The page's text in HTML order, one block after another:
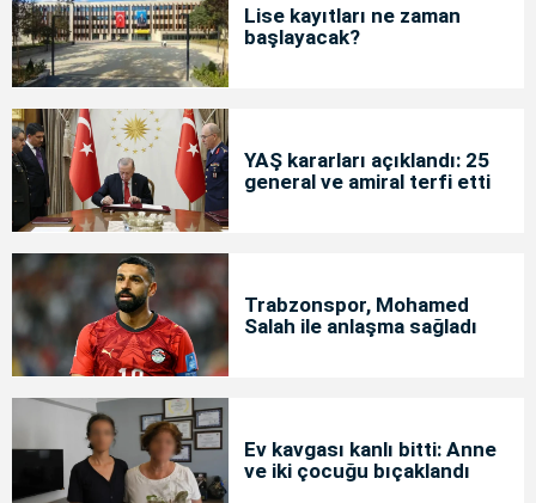
Lise kayıtları ne zaman
başlayacak?
YAŞ kararları açıklandı: 25
general ve amiral terfi etti
Trabzonspor, Mohamed
Salah ile anlaşma sağladı
Ev kavgası kanlı bitti: Anne
ve iki çocuğu bıçaklandı